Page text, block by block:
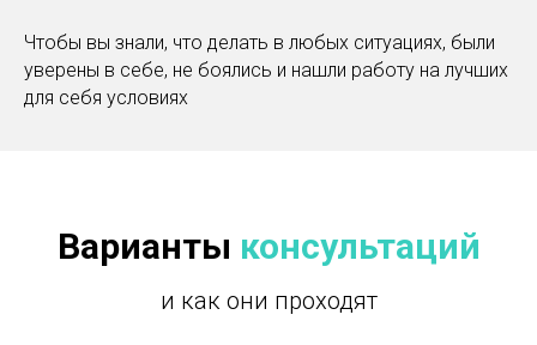
Чтобы вы знали, что делать в любых ситуациях, были
уверены в себе, не боялись и нашли работу на лучших
для себя условиях
Варианты консультаций
и как они проходят